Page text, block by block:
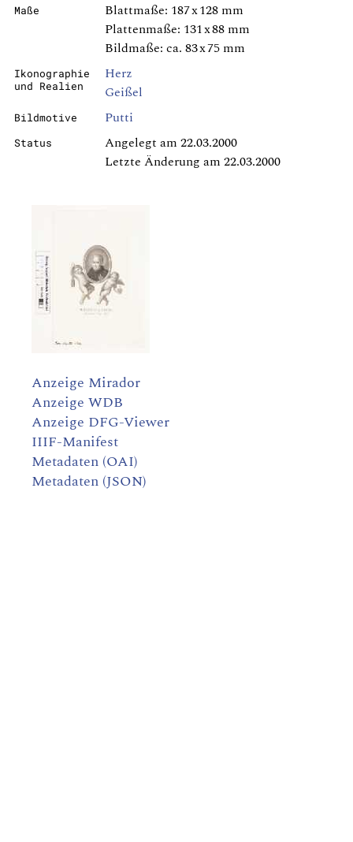
Maße
Blattmaße: 187 x 128 mm
Plattenmaße: 131 x 88 mm
Bildmaße: ca. 83 x 75 mm
Ikonographie
und Realien
Herz
Geißel
Bildmotive Putti
Status
Angelegt am 22.03.2000
Letzte Änderung am 22.03.2000
Anzeige Mirador
Anzeige WDB
Anzeige DFG-Viewer
IIIF-Manifest
Metadaten (OAI)
Metadaten (JSON)